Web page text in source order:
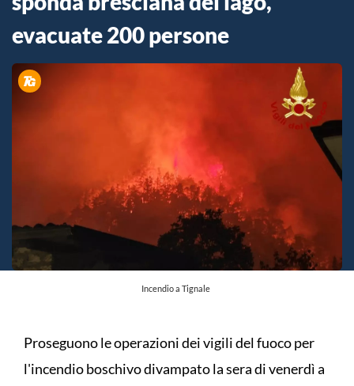
evacuate 200 persone
Incendio a Tignale
Proseguono le operazioni dei vigili del fuoco per
l'incendio boschivo divampato la sera di venerdì a